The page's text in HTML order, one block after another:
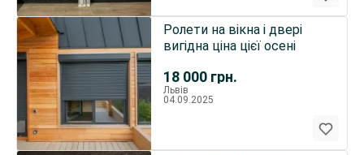
18 000 грн.
Ролети на вікна і двері
вигідна ціна цієї осені
Львів
04.09.2025